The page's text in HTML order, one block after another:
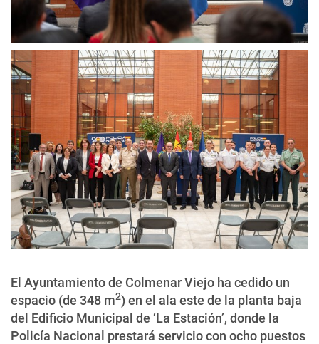
El Ayuntamiento de Colmenar Viejo ha cedido un
espacio (de 348 m2) en el ala este de la planta baja
del Edificio Municipal de ‘La Estación’, donde la
Policía Nacional prestará servicio con ocho puestos